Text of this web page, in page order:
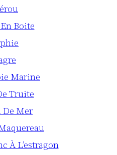
Boite
Marine
Truite
De Mer
À L’estragon